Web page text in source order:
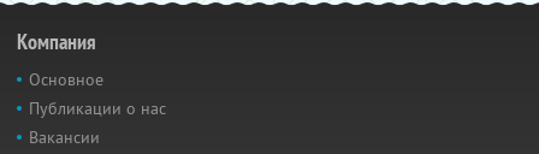
Компания
Основное
Публикации о нас
Вакансии